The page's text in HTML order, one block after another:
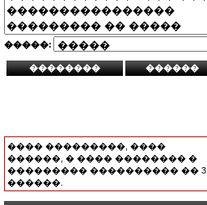
�����:
���� ���������, ����
������, � ���� �������� �
��������� ���������� �� 3
������.